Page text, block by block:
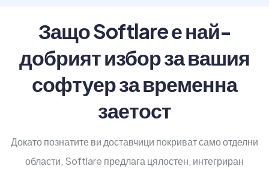
Защо Softlare е най-
добрият избор за вашия
софтуер за временна
заетост
Докато познатите ви доставчици покриват само отделни
области, Softlare предлага цялостен, интегриран